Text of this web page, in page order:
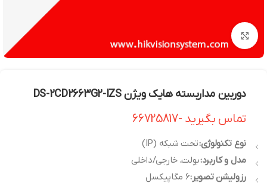
بزرگنمایی تصویر
دوربین مداربسته هایک ویژن DS-2CD2663G2-IZS
تماس بگیرید -66725817
نوع تکنولوژی:تحت شبکه (IP)
مدل و کاربرد:بولت، خارجی/داخلی
رزولیشن تصویر:6 مگاپیکسل